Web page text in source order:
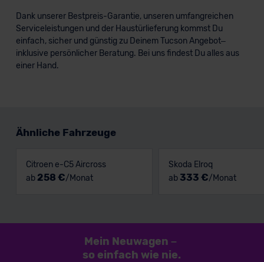
Dank unserer Bestpreis-Garantie, unseren umfangreichen
Serviceleistungen und der Haustürlieferung kommst Du
einfach, sicher und günstig zu Deinem Tucson Angebot–
inklusive persönlicher Beratung. Bei uns findest Du alles aus
einer Hand.
Ähnliche Fahrzeuge
Citroen e-C5 Aircross
ab 258 €/Monat
Skoda Elroq
ab 333 €/Monat
Mein Neuwagen –
so einfach wie nie.